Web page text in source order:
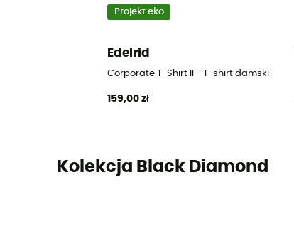
Projekt eko
Edelrid
Corporate T-Shirt II - T-shirt damski
159,00 zł
Kolekcja Black Diamond